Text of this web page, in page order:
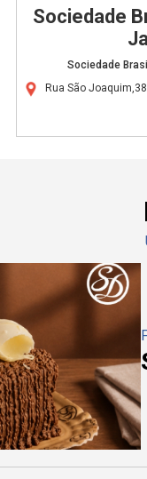
Sociedade
Sociedade
Rua São